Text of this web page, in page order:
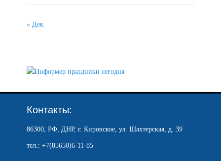
« Дек
Контакты:
86300, РФ, ДНР, г. Кировское, ул. Шахтерская, д. 39
тел.: +7(85650)6-11-85